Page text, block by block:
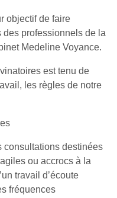
objectif de faire
des professionnels de la
Medeline Voyance.
est tenu de
les règles de notre
consultations destinées
ou accrocs à la
travail d’écoute
fréquences